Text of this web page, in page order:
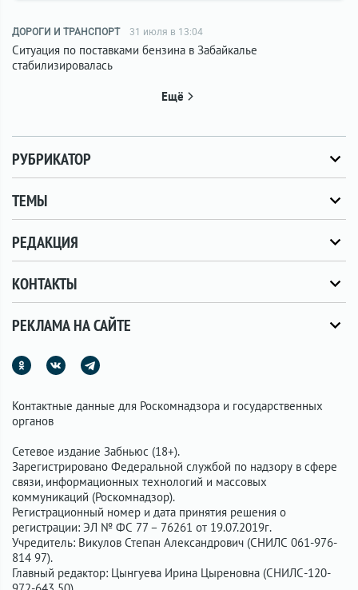
ДОРОГИ И ТРАНСПОРТ 31 июля в 13:04
Ситуация по поставками бензина в Забайкалье
стабилизировалась
Ещё
РУБРИКАТОР
ТЕМЫ
РЕДАКЦИЯ
КОНТАКТЫ
РЕКЛАМА НА САЙТЕ
Контактные данные для Роскомнадзора и государственных
органов
Сетевое издание Забньюс (18+).
Зарегистрировано Федеральной службой по надзору в сфере
связи, информационных технологий и массовых
коммуникаций (Роскомнадзор).
Регистрационный номер и дата принятия решения о
регистрации: ЭЛ № ФС 77 – 76261 от 19.07.2019г.
Учредитель: Викулов Степан Александрович (СНИЛС 061-976-
814 97).
Главный редактор: Цынгуева Ирина Цыреновна (СНИЛС-120-